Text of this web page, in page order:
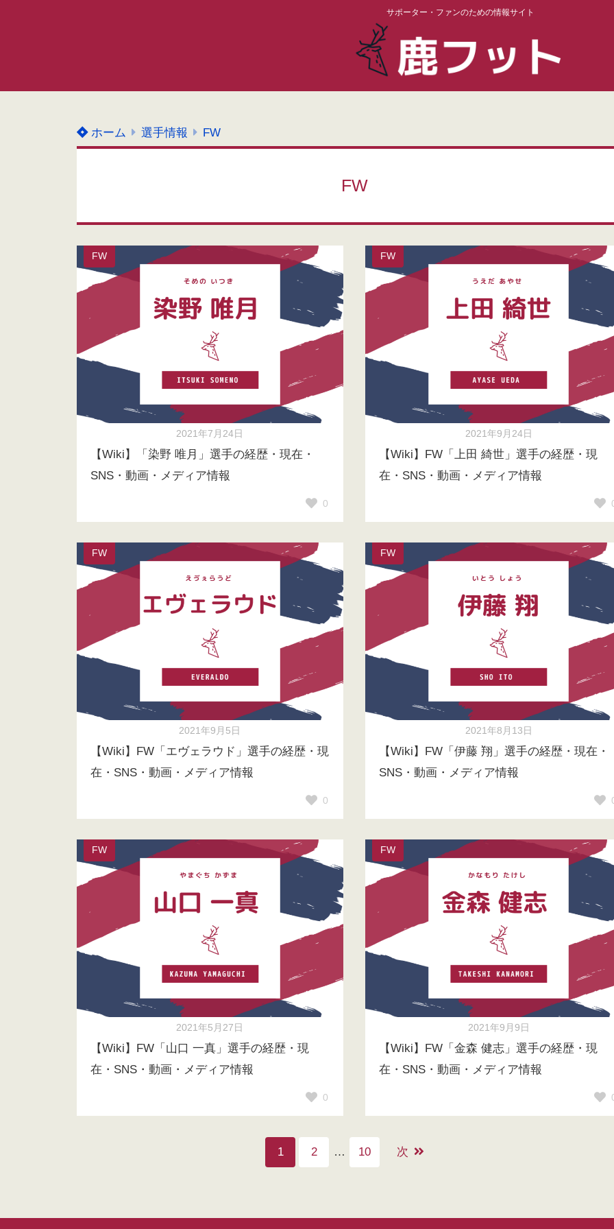
サポーター・ファンのための情報サイト
ホーム 選手情報 FW
FW
FW
2021年7月24日
【Wiki】「染野 唯月」選手の経歴・現在・
SNS・動画・メディア情報
0
FW
2021年9月24日
【Wiki】FW「上田 綺世」選手の経歴・現
在・SNS・動画・メディア情報
FW
2021年9月5日
【Wiki】FW「エヴェラウド」選手の経歴・現
在・SNS・動画・メディア情報
0
FW
2021年8月13日
【Wiki】FW「伊藤 翔」選手の経歴・現在・
SNS・動画・メディア情報
FW
2021年5月27日
【Wiki】FW「山口 一真」選手の経歴・現
在・SNS・動画・メディア情報
0
FW
2021年9月9日
【Wiki】FW「金森 健志」選手の経歴・現
在・SNS・動画・メディア情報
1 2 … 10 次